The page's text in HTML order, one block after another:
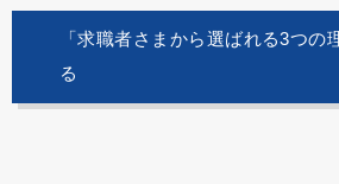
「求職者さまから選ばれる3つの
る